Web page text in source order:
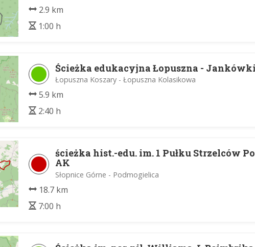
2.9 km
1:00 h
Ścieżka edukacyjna Łopuszna - Jankówki
Łopuszna Koszary - Łopuszna Kolasikowa
5.9 km
2:40 h
ścieżka hist.-edu. im. 1 Pułku Strzelców
AK
Słopnice Górne - Podmogielica
18.7 km
7:00 h